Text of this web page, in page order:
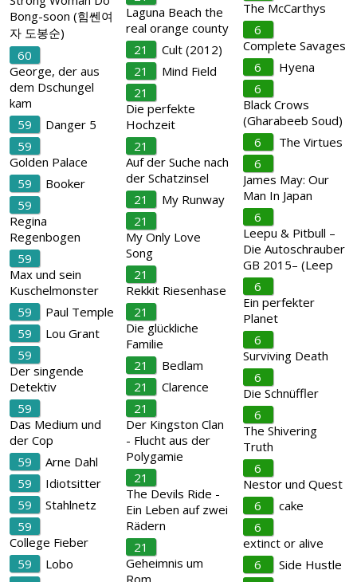
Bong-soon (힘쎈여
자 도봉순)
60
George, der aus
dem Dschungel
kam
59
Danger 5
59
Golden Palace
59
Booker
59
Regina
Regenbogen
59
Max und sein
Kuschelmonster
59
Paul Temple
59
Lou Grant
59
Der singende
Detektiv
59
Das Medium und
der Cop
59
Arne Dahl
59
Idiotsitter
59
Stahlnetz
59
College Fieber
59
Lobo
Laguna Beach the
real orange county
21
Cult (2012)
21
Mind Field
21
Die perfekte
Hochzeit
21
Auf der Suche nach
der Schatzinsel
21
My Runway
21
My Only Love
Song
21
Rekkit Riesenhase
21
Die glückliche
Familie
21
Bedlam
21
Clarence
21
Der Kingston Clan
- Flucht aus der
Polygamie
21
The Devils Ride -
Ein Leben auf zwei
Rädern
21
Geheimnis um
Rom
The McCarthys
6
Complete Savages
6
Hyena
6
Black Crows
(Gharabeeb Soud)
6
The Virtues
6
James May: Our
Man In Japan
6
Leepu & Pitbull –
Die Autoschrauber
GB 2015– (Leep
6
Ein perfekter
Planet
6
Surviving Death
6
Die Schnüffler
6
The Shivering
Truth
6
Nestor und Quest
6
cake
6
extinct or alive
6
Side Hustle